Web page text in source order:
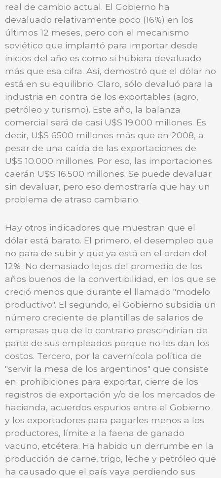
real de cambio actual. El Gobierno ha
devaluado relativamente poco (16%) en los
últimos 12 meses, pero con el mecanismo
soviético que implantó para importar desde
inicios del año es como si hubiera devaluado
más que esa cifra. Así, demostró que el dólar no
está en su equilibrio. Claro, sólo devaluó para la
industria en contra de los exportables (agro,
petróleo y turismo). Este año, la balanza
comercial será de casi U$S 19.000 millones. Es
decir, U$S 6500 millones más que en 2008, a
pesar de una caída de las exportaciones de
U$S 10.000 millones. Por eso, las importaciones
caerán U$S 16.500 millones. Se puede devaluar
sin devaluar, pero eso demostraría que hay un
problema de atraso cambiario.
Hay otros indicadores que muestran que el
dólar está barato. El primero, el desempleo que
no para de subir y que ya está en el orden del
12%. No demasiado lejos del promedio de los
años buenos de la convertibilidad, en los que se
creció menos que durante el llamado "modelo
productivo". El segundo, el Gobierno subsidia un
número creciente de plantillas de salarios de
empresas que de lo contrario prescindirían de
parte de sus empleados porque no les dan los
costos. Tercero, por la cavernícola política de
"servir la mesa de los argentinos" que consiste
en: prohibiciones para exportar, cierre de los
registros de exportación y/o de los mercados de
hacienda, acuerdos espurios entre el Gobierno
y los exportadores para pagarles menos a los
productores, límite a la faena de ganado
vacuno, etcétera. Ha habido un derrumbe en la
producción de carne, trigo, leche y petróleo que
ha causado que el país vaya perdiendo sus